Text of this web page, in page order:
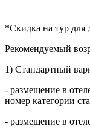
*Скидка на тур для
Рекомендуемый
1) Стандартный
- размещение в
номер категории
- размещение в